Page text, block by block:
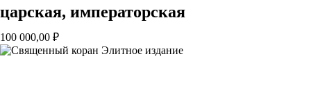
царская, императорская
100 000,00 ₽